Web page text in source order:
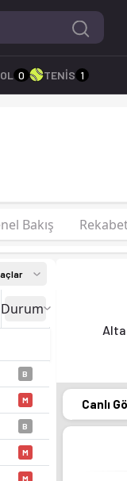
sırada, 15 puan.
0 TENİS 1
Bakış
Durum
B
M
B
M
M
Canlı